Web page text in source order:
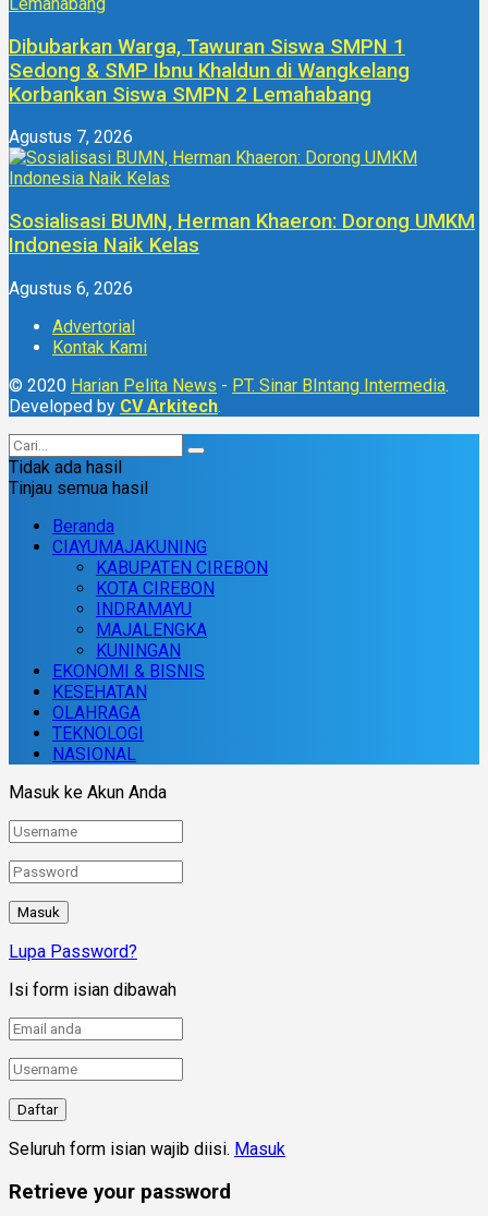
Dibubarkan Warga, Tawuran Siswa SMPN 1
Sedong & SMP Ibnu Khaldun di Wangkelang
Korbankan Siswa SMPN 2 Lemahabang
Agustus 7, 2026
Sosialisasi BUMN, Herman Khaeron: Dorong UMKM
Indonesia Naik Kelas
Agustus 6, 2026
Advertorial
Kontak Kami
© 2020 Harian Pelita News - PT. Sinar BIntang Intermedia.
Developed by CV Arkitech.
Tidak ada hasil
Tinjau semua hasil
Beranda
CIAYUMAJAKUNING
KABUPATEN CIREBON
KOTA CIREBON
INDRAMAYU
MAJALENGKA
KUNINGAN
EKONOMI & BISNIS
KESEHATAN
OLAHRAGA
TEKNOLOGI
NASIONAL
Masuk ke Akun Anda
Lupa Password?
Isi form isian dibawah
Seluruh form isian wajib diisi. Masuk
Retrieve your password